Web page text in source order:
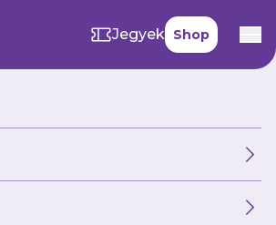
Jegyek Shop